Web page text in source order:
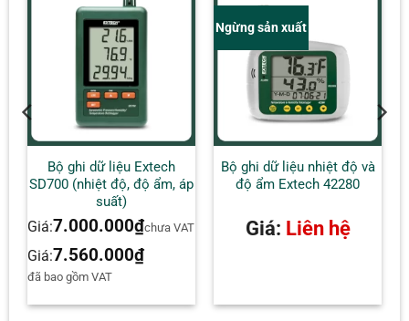
Bộ ghi dữ liệu Extech
SD700 (nhiệt độ, độ ẩm, áp
suất)
Giá:7.000.000₫chưa VAT
Giá:7.560.000₫
đã bao gồm VAT
Ngừng sản xuất
Bộ ghi dữ liệu nhiệt độ và
độ ẩm Extech 42280
Giá: Liên hệ